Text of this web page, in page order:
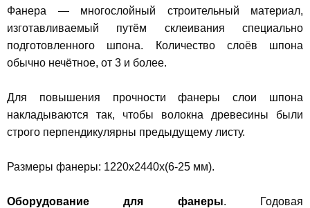
Фанера — многослойный строительный материал,
изготавливаемый путём склеивания специально
подготовленного шпона. Количество слоёв шпона
обычно нечётное, от 3 и более.
Для повышения прочности фанеры слои шпона
накладываются так, чтобы волокна древесины были
строго перпендикулярны предыдущему листу.
Размеры фанеры: 1220х2440х(6-25 мм).
Оборудование для фанеры.
Годовая